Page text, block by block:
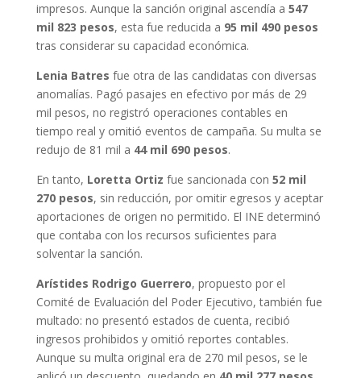
impresos. Aunque la sanción original ascendía a 547
mil 823 pesos, esta fue reducida a 95 mil 490 pesos
tras considerar su capacidad económica.
Lenia Batres fue otra de las candidatas con diversas
anomalías. Pagó pasajes en efectivo por más de 29
mil pesos, no registró operaciones contables en
tiempo real y omitió eventos de campaña. Su multa se
redujo de 81 mil a 44 mil 690 pesos.
En tanto, Loretta Ortiz fue sancionada con 52 mil
270 pesos, sin reducción, por omitir egresos y aceptar
aportaciones de origen no permitido. El INE determinó
que contaba con los recursos suficientes para
solventar la sanción.
Arístides Rodrigo Guerrero, propuesto por el
Comité de Evaluación del Poder Ejecutivo, también fue
multado: no presentó estados de cuenta, recibió
ingresos prohibidos y omitió reportes contables.
Aunque su multa original era de 270 mil pesos, se le